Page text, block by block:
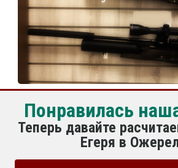
Понравилась
Теперь давайте
Егеря в